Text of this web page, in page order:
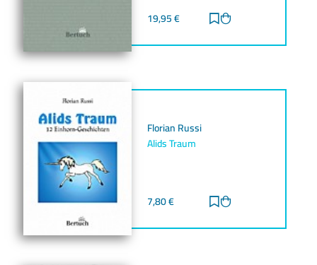
19,95€ Zur Merkliste
Florian Russi
Alids Traum
7,80€ Zur Merkliste